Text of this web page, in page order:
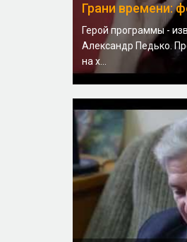
Грани времени:
Герой программы -
Александр Педько.
на х...